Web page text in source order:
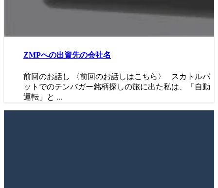
ZMPへの出資先の会社名
前回のお話し 〈前回のお話しはこちら〉 スカトルバ
ットでのテンバガー銘柄探しの旅に出た私は、「自動
運転」と ...